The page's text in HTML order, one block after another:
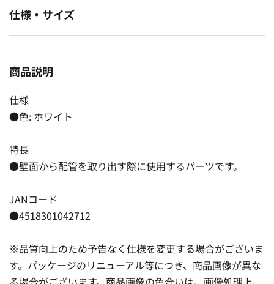
仕様・サイズ
商品説明
仕様
●色: ホワイト
特長
●壁面から配管を取り出す際に使用するパーツです。
JANコード
●4518301042712
※品質向上のため予告なく仕様を変更する場合がございま
す。パッケージのリニューアル等につき、商品画像が異な